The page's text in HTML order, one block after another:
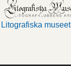
Litografiska museet